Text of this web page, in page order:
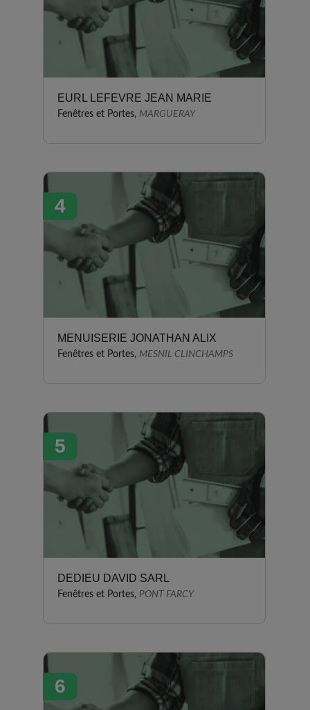
EURL LEFEVRE JEAN MARIE
Fenêtres et Portes, MARGUERAY
4
MENUISERIE JONATHAN ALIX
Fenêtres et Portes, MESNIL CLINCHAMPS
5
DEDIEU DAVID SARL
Fenêtres et Portes, PONT FARCY
6